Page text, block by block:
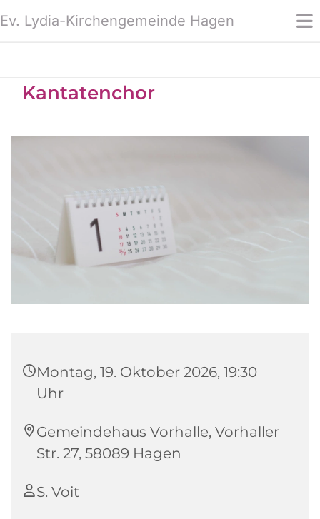
Ev. Lydia-Kirchengemeinde Hagen
Kantatenchor
Montag, 19. Oktober 2026, 19:30
Uhr
Gemeindehaus Vorhalle, Vorhaller
Str. 27, 58089 Hagen
S. Voit